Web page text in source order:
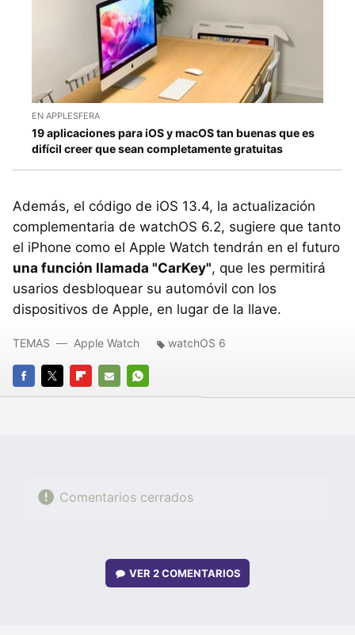
EN APPLESFERA
19 aplicaciones para iOS y macOS tan buenas que es
difícil creer que sean completamente gratuitas
Además, el código de iOS 13.4, la actualización
complementaria de watchOS 6.2, sugiere que tanto
el ‌iPhone‌ como el ‌Apple Watch‌ tendrán en el futuro
una función llamada "CarKey", que les permitirá
usarios desbloquear su automóvil con los
dispositivos de Apple, en lugar de la llave.
FACEBOOK
TWITTERFLIPBOARD
E-
WHATSAPP
TEMAS Apple Watch watchOS 6
Comentarios cerrados
VER2 COMENTARIOS